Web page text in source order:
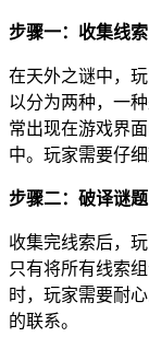
步骤一：收集线索
在天外之谜中，
以分为两种，一
常出现在游戏界
中。玩家需要仔
步骤二：破译谜题
收集完线索后，
只有将所有线索
时，玩家需要耐
的联系。